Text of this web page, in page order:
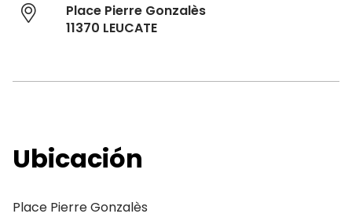
Place Pierre Gonzalès
11370 LEUCATE
Ubicación
Place Pierre Gonzalès